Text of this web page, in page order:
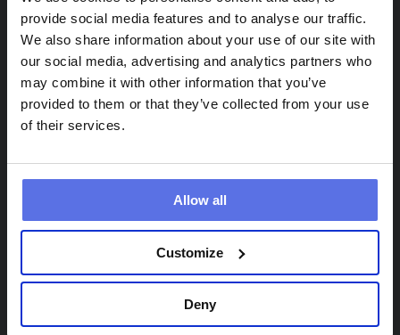
provide social media features and to analyse our traffic.
We also share information about your use of our site with
our social media, advertising and analytics partners who
may combine it with other information that you’ve
provided to them or that they’ve collected from your use
of their services.
Allow all
Customize
Deny
Zusammen trainieren